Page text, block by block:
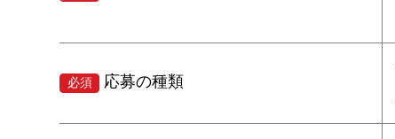
必須 応募の種類